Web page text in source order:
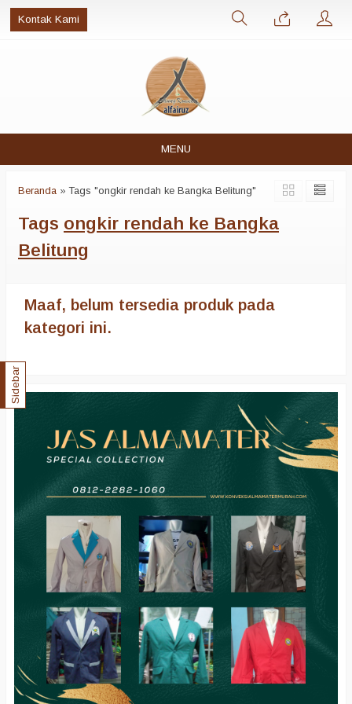
Kontak Kami
MENU
Beranda »Tags "ongkir rendah ke Bangka Belitung"
Tags ongkir rendah ke Bangka
Belitung
Maaf, belum tersedia produk pada
kategori ini.
Sidebar